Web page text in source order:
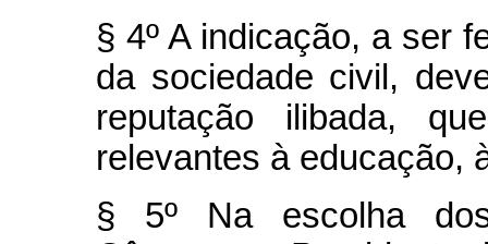
§ 4º A indicação, a ser
da sociedade civil,
reputação ilibada,
relevantes à educação,
§ 5º Na escolha